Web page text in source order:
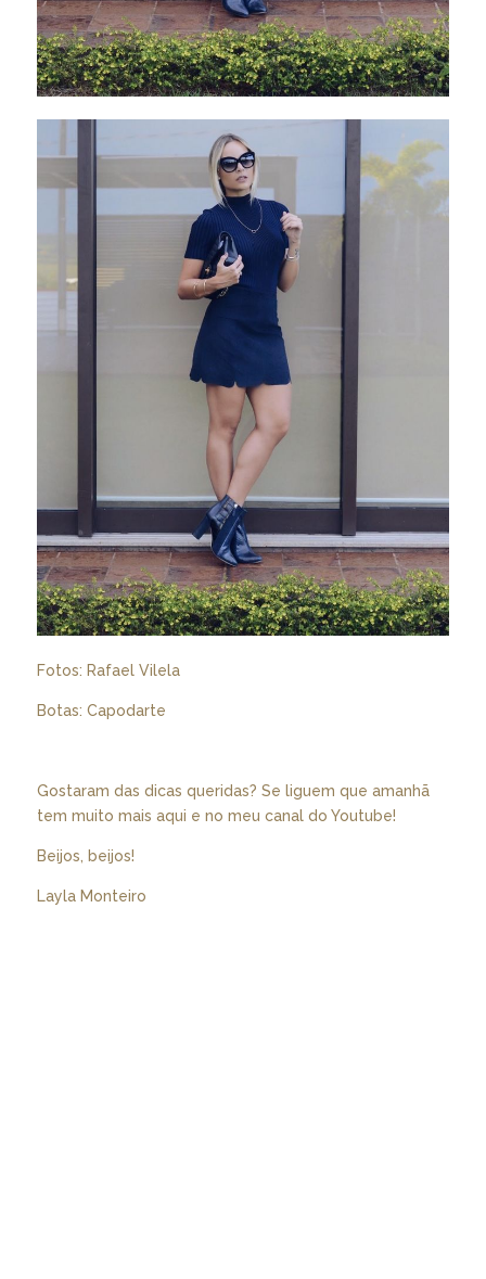
Fotos: Rafael Vilela
Botas: Capodarte
Gostaram das dicas queridas? Se liguem que amanhã
tem muito mais aqui e no meu canal do Youtube!
Beijos, beijos!
Layla Monteiro